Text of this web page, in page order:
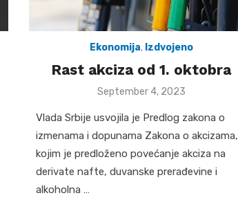
Ekonomija, Izdvojeno
Rast akciza od 1. oktobra
Posted
September 4, 2023
Vlada Srbije usvojila je Predlog zakona o
izmenama i dopunama Zakona o akcizama,
kojim je predloženo povećanje akciza na
derivate nafte, duvanske prerađevine i
alkoholna …